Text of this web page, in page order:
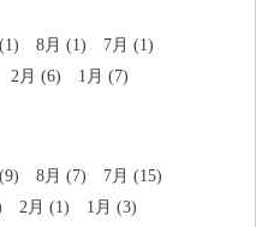
8月 (1)
7月 (1)
2月 (6) 1月 (7)
8月 (7)
7月 (15)
2月 (1) 1月 (3)